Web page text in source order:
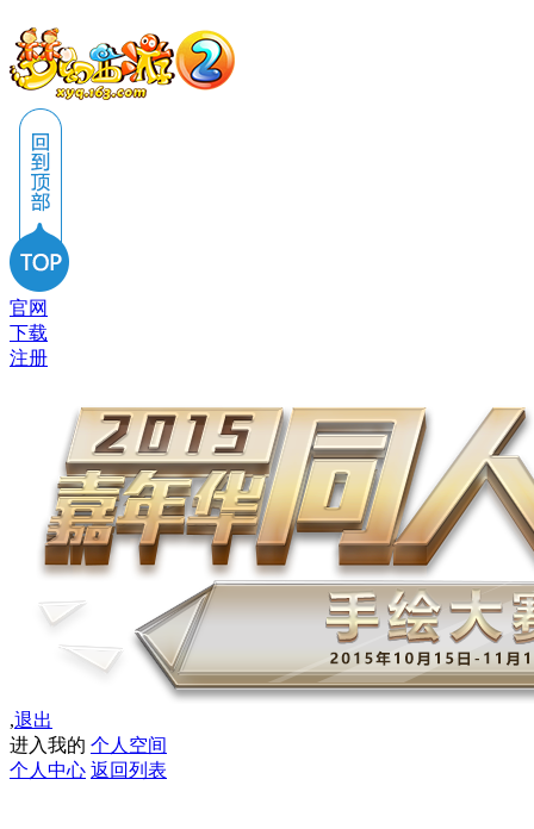
官网
下载
注册
,退出
进入我的 个人空间
个人中心 返回列表